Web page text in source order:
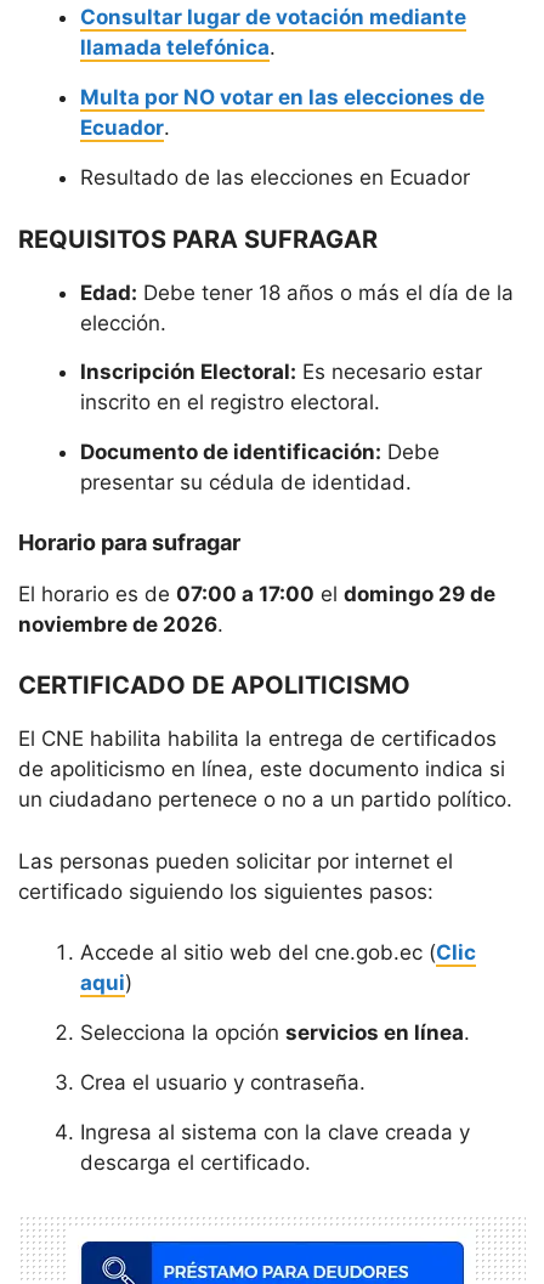
Consultar lugar de votación mediante
llamada telefónica.
Multa por NO votar en las elecciones de
Ecuador.
Resultado de las elecciones en Ecuador
REQUISITOS PARA SUFRAGAR
Edad: Debe tener 18 años o más el día de la
elección.
Inscripción Electoral: Es necesario estar
inscrito en el registro electoral.
Documento de identificación: Debe
presentar su cédula de identidad.
Horario para sufragar
El horario es de 07:00 a 17:00 el domingo 29 de
noviembre de 2026.
CERTIFICADO DE APOLITICISMO
El CNE habilita habilita la entrega de certificados
de apoliticismo en línea, este documento indica si
un ciudadano pertenece o no a un partido político.
Las personas pueden solicitar por internet el
certificado siguiendo los siguientes pasos:
Accede al sitio web del cne.gob.ec (Clic
aqui)
Selecciona la opción servicios en línea.
Crea el usuario y contraseña.
Ingresa al sistema con la clave creada y
descarga el certificado.